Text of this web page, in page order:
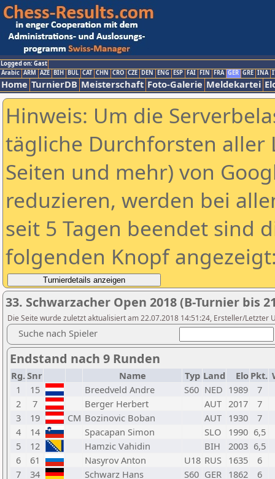
Logged on: Gast
Arabic ARM AZE BIH BUL CAT CHN CRO CZE DEN ENG ESP FAI FIN FRA GER GRE INA
Home TurnierDB Meisterschaft Foto-Galerie Meldekartei
Hinweis: Um die
tägliche Durchforsten aller
Seiten und mehr) von
reduzieren, werden bei
seit 5 Tagen beendet sind
folgenden Knopf
33. Schwarzacher Open 2018 (B-Turnier bis
Die Seite wurde zuletzt aktualisiert am 22.07.2018 14:51:24, Ersteller/Letzter
Suche nach Spieler
Endstand nach 9 Runden
Rg.Snr Name Typ Land Elo Pkt.
1
15 Breedveld Andre S60 NED 1989
7
2
7 Berger Herbert AUT 2017
7
3
19 CM Bozinovic Boban AUT 1930
7
4
14 Spacapan Simon SLO 1990 6,5
5
12 Hamzic Vahidin BIH 2003 6,5
6
61 Nasyrov Anton U18 RUS 1635
6
7
34 Schwarz Hans S60 GER 1862
6